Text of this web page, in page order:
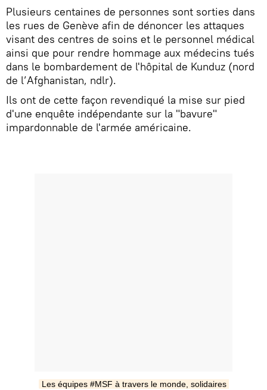
Plusieurs centaines de personnes sont sorties dans
les rues de Genève afin de dénoncer les attaques
visant des centres de soins et le personnel médical
ainsi que pour rendre hommage aux médecins tués
dans le bombardement de l'hôpital de Kunduz (nord
de l’Afghanistan, ndlr).
Ils ont de cette façon revendiqué la mise sur pied
d'une enquête indépendante sur la "bavure"
impardonnable de l'armée américaine.
Les équipes #MSF à travers le monde, solidaires